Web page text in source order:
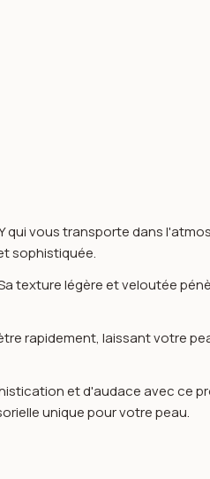
200 ml
qui vous transporte dans
sophistiquée.
texture légère et veloutée
rapidement, laissant votre
et d'audace avec ce
unique pour votre peau.